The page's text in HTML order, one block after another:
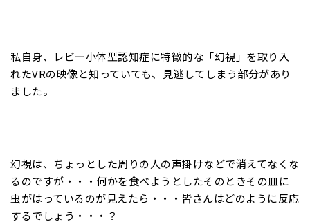
私自身、レビー小体型認知症に特徴的な「幻視」を取り入
れたVRの映像と知っていても、見逃してしまう部分があり
ました。
幻視は、ちょっとした周りの人の声掛けなどで消えてなくな
るのですが・・・何かを食べようとしたそのときその皿に
虫がはっているのが見えたら・・・皆さんはどのように反応
するでしょう・・・？